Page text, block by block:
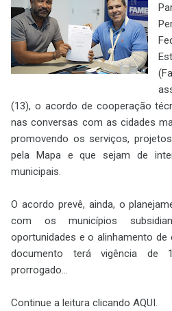
(13), o acordo de cooperação
nas conversas com as cidades
promovendo os serviços,
pela Mapa e que sejam de
municipais.
O acordo prevê, ainda, o
com os municípios
oportunidades e o alinhamento de
documento terá vigência de
prorrogado...
Continue a leitura clicando AQUI.